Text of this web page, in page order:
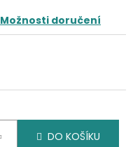
Možnosti doručení
DO KOŠÍKU